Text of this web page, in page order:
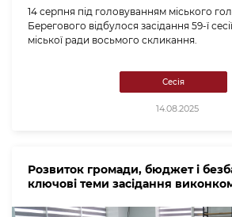
14 серпня під головуванням міського
Берегового відбулося засідання 59-ї
міської ради восьмого скликання.
Сесія
14.08.2025
Розвиток громади, бюджет і
ключові теми засідання